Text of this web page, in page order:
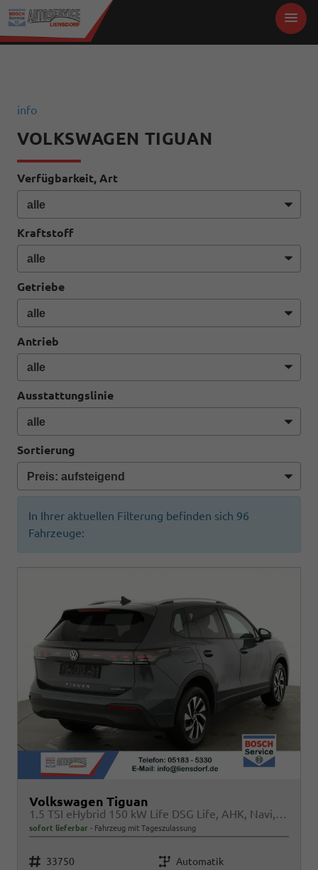
info
VOLKSWAGEN TIGUAN
Verfügbarkeit, Art
Kraftstoff
Getriebe
Antrieb
Ausstattungslinie
Sortierung
In Ihrer aktuellen Filterung befinden sich 96
Fahrzeuge:
Volkswagen Tiguan
1.5 TSI eHybrid 150 kW Life DSG Life, AHK, Navi, Side, easyOpen, Winter
sofort lieferbar Fahrzeug mit Tageszulassung
Fahrzeugnr. 33750 Getriebe Automatik